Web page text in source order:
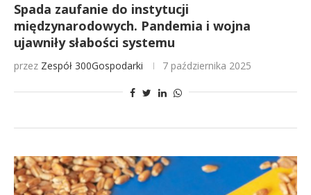
Spada zaufanie do instytucji
międzynarodowych. Pandemia i wojna
ujawniły słabości systemu
przez Zespół 300Gospodarki 7 października 2025